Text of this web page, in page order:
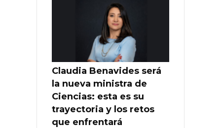
Claudia Benavides será
la nueva ministra de
Ciencias: esta es su
trayectoria y los retos
que enfrentará